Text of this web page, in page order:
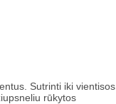
Sutrinti iki vientisos
rūkytos